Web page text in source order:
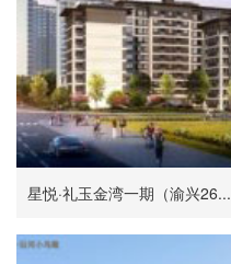
星悦·礼玉金湾一期（渝兴26...